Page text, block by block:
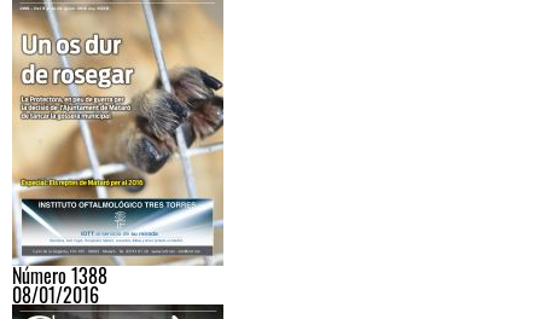
Número 1388
08/01/2016